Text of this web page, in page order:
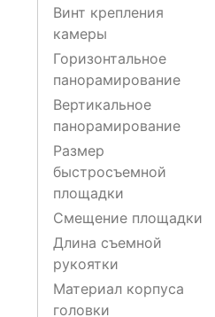
Винт крепления
камеры
Горизонтальное
панорамирование
Вертикальное
панорамирование
Размер
быстросъемной
площадки
Смещение площадки
Длина съемной
рукоятки
Материал корпуса
головки